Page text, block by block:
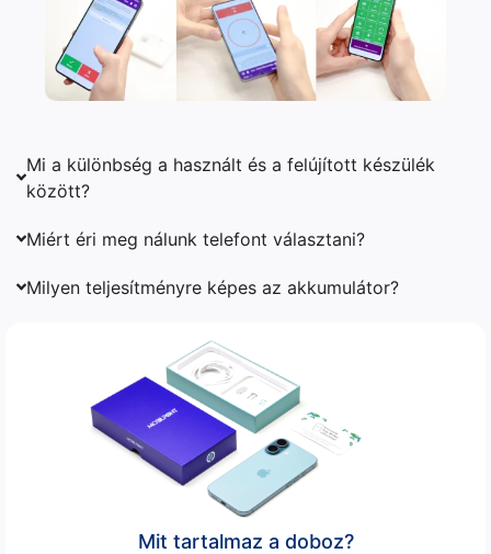
Mi a különbség a használt és a felújított készülék
között?
Miért éri meg nálunk telefont választani?
Milyen teljesítményre képes az akkumulátor?
Mit tartalmaz a doboz?